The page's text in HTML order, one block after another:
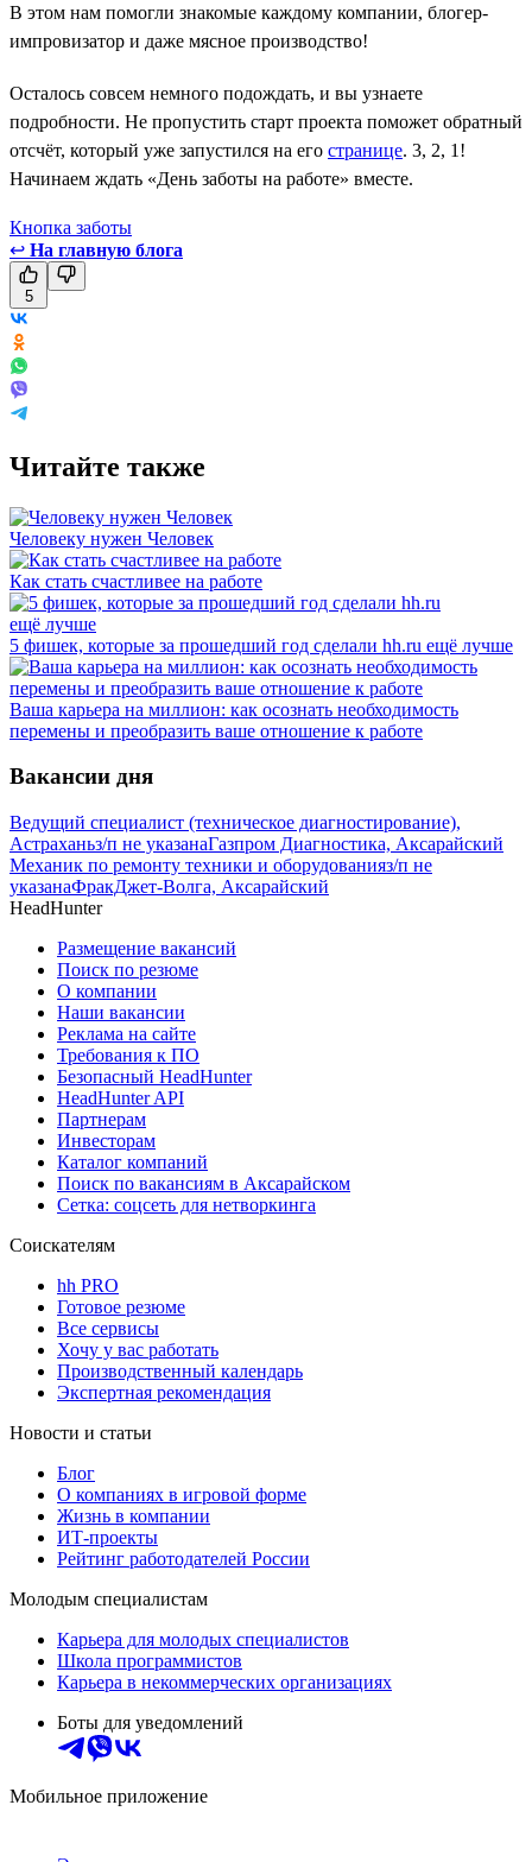
В этом нам помогли знакомые каждому компании, блогер-
импровизатор и даже мясное производство!
Осталось совсем немного подождать, и вы узнаете
подробности. Не пропустить старт проекта поможет обратный
отсчёт, который уже запустился на его странице. 3, 2, 1!
Начинаем ждать «День заботы на работе» вместе.
Кнопка заботы
↩ На главную блога
5
Читайте также
Человеку нужен Человек
Как стать счастливее на работе
5 фишек, которые за прошедший год сделали hh.ru ещё лучше
Ваша карьера на миллион: как осознать необходимость
перемены и преобразить ваше отношение к работе
Вакансии дня
Ведущий специалист (техническое диагностирование),
Астраханьз/п не указанаГазпром Диагностика, Аксарайский
Механик по ремонту техники и оборудованияз/п не
указанаФракДжет-Волга, Аксарайский
HeadHunter
Размещение вакансий
Поиск по резюме
О компании
Наши вакансии
Реклама на сайте
Требования к ПО
Безопасный HeadHunter
HeadHunter API
Партнерам
Инвесторам
Каталог компаний
Поиск по вакансиям в Аксарайском
Сетка: соцсеть для нетворкинга
Соискателям
hh PRO
Готовое резюме
Все сервисы
Хочу у вас работать
Производственный календарь
Экспертная рекомендация
Новости и статьи
Блог
О компаниях в игровой форме
Жизнь в компании
ИТ-проекты
Рейтинг работодателей России
Молодым специалистам
Карьера для молодых специалистов
Школа программистов
Карьера в некоммерческих организациях
Боты для уведомлений
Мобильное приложение